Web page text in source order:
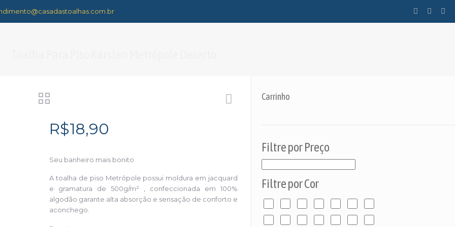
R$18,90
Seu banheiro mais bonito
A toalha de piso Metrópole possui moldura em jacquard
e gramatura de 500g/m² , confeccionada em 100%
algodão garante alta absorção e sensação de conforto e
aconchego.
Carrinho
Filtre por Preço
Filtre por Cor